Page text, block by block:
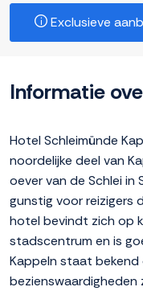
Exclusieve
Informatie
Hotel Schleimünde
noordelijke deel van
oever van de Schlei in
gunstig voor reizigers
hotel bevindt zich op
stadscentrum en is
Kappeln staat bekend